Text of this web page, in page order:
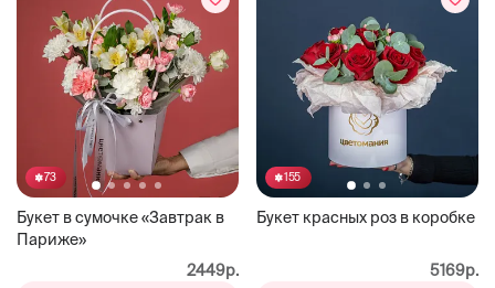
73
Букет в сумочке «Завтрак в
Париже»
2449р.
155
Букет красных роз в коробке
5169р.